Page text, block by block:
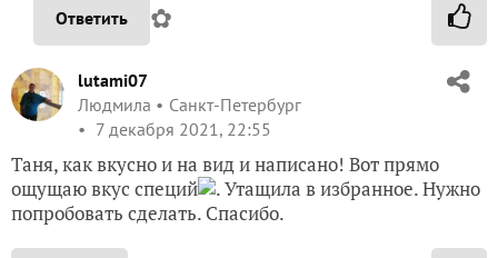
Ответить ✿
lutami07
Людмила
Санкт-Петербург
7 декабря 2021, 22:55
Таня, как вкусно и на вид и написано! Вот прямо
ощущаю вкус специй
. Утащила в избранное. Нужно
попробовать сделать. Спасибо.